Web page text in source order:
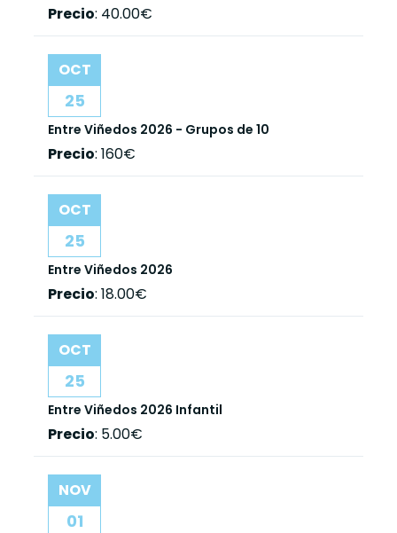
Precio: 40.00€
OCT
25
Entre Viñedos 2026 - Grupos de 10
Precio: 160€
OCT
25
Entre Viñedos 2026
Precio: 18.00€
OCT
25
Entre Viñedos 2026 Infantil
Precio: 5.00€
NOV
01